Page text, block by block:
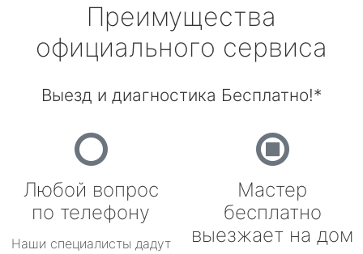
Преимущества
официального сервиса
Выезд и диагностика Бесплатно!*
Любой вопрос
по телефону
Наши специалисты дадут
Мастер
бесплатно
выезжает на дом